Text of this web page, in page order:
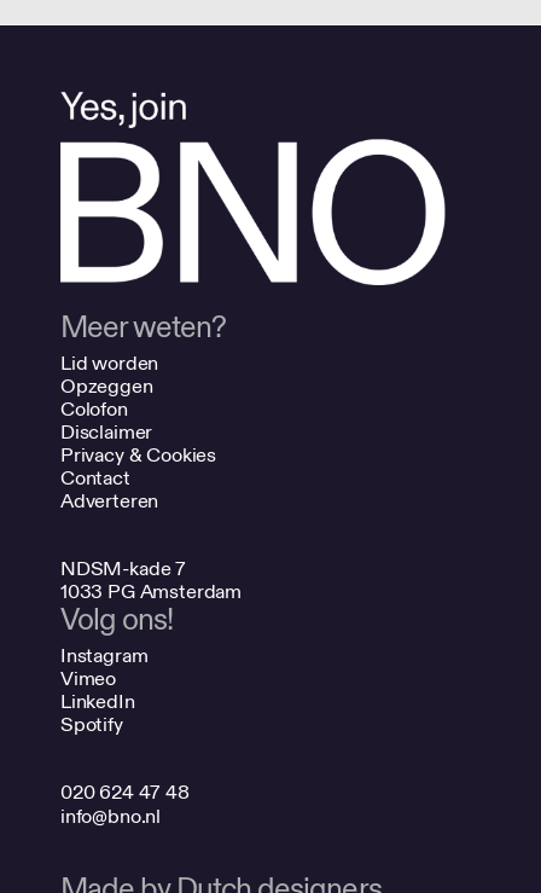
Meer weten?
Lid worden
Opzeggen
Colofon
Disclaimer
Privacy & Cookies
Contact
Adverteren
NDSM-kade 7
1033 PG Amsterdam
Volg ons!
Instagram
Vimeo
LinkedIn
Spotify
020 624 47 48
info@bno.nl